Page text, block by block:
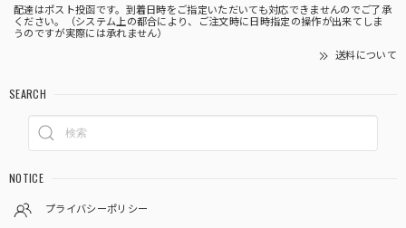
配達はポスト投函です。到着日時をご指定いただいても対応できませんのでご了承
ください。（システム上の都合により、ご注文時に日時指定の操作が出来てしま
うのですが実際には承れません）
送料について
SEARCH
NOTICE
プライバシーポリシー